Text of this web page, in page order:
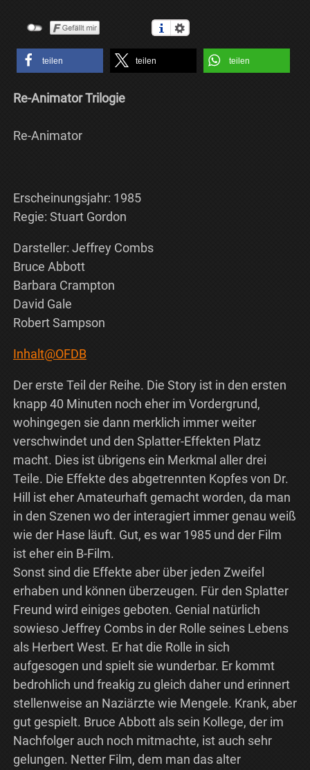
teilen teilen teilen
Re-Animator Trilogie
Re-Animator
Erscheinungsjahr: 1985
Regie: Stuart Gordon
Darsteller: Jeffrey Combs
Bruce Abbott
Barbara Crampton
David Gale
Robert Sampson
Inhalt@OFDB
Der erste Teil der Reihe. Die Story ist in den ersten
knapp 40 Minuten noch eher im Vordergrund,
wohingegen sie dann merklich immer weiter
verschwindet und den Splatter-Effekten Platz
macht. Dies ist übrigens ein Merkmal aller drei
Teile. Die Effekte des abgetrennten Kopfes von Dr.
Hill ist eher Amateurhaft gemacht worden, da man
in den Szenen wo der interagiert immer genau weiß
wie der Hase läuft. Gut, es war 1985 und der Film
ist eher ein B-Film.
Sonst sind die Effekte aber über jeden Zweifel
erhaben und können überzeugen. Für den Splatter
Freund wird einiges geboten. Genial natürlich
sowieso Jeffrey Combs in der Rolle seines Lebens
als Herbert West. Er hat die Rolle in sich
aufgesogen und spielt sie wunderbar. Er kommt
bedrohlich und freakig zu gleich daher und erinnert
stellenweise an Naziärzte wie Mengele. Krank, aber
gut gespielt. Bruce Abbott als sein Kollege, der im
Nachfolger auch noch mitmachte, ist auch sehr
gelungen. Netter Film, dem man das alter